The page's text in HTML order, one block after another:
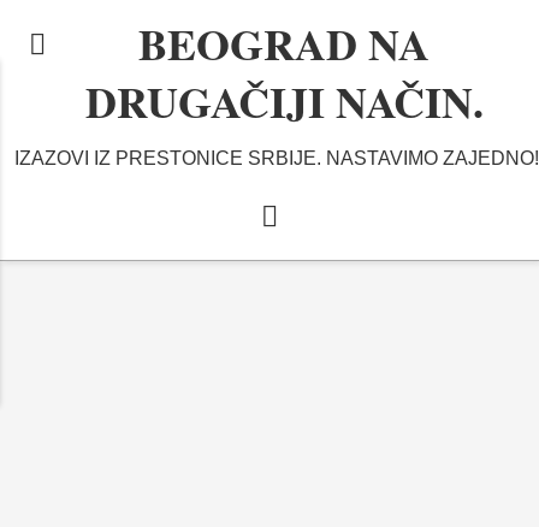
BEOGRAD NA
DRUGAČIJI NAČIN.
IZAZOVI IZ PRESTONICE SRBIJE. NASTAVIMO ZAJEDNO!